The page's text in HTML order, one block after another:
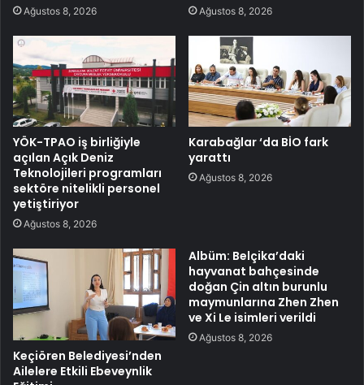
Ağustos 8, 2026 Ağustos 8, 2026
YÖK-TPAO iş birliğiyle
açılan Açık Deniz
Teknolojileri programları
sektöre nitelikli personel
yetiştiriyor
Ağustos 8, 2026
Karabağlar ‘da BİO fark
yarattı
Ağustos 8, 2026
Keçiören Belediyesi’nden
Ailelere Etkili Ebeveynlik
Albüm: Belçika’daki
hayvanat bahçesinde
doğan Çin altın burunlu
maymunlarına Zhen Zhen
ve Xi Le isimleri verildi
Ağustos 8, 2026